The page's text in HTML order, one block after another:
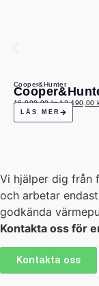
Cooper&Hunter
16 990,00kr 13 490,00
LÄS MER
Vi hjälper dig från
och arbetar
godkända
Kontakta oss för
Kontakta oss